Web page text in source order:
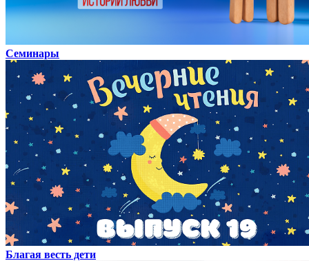
Семинары
Благая весть дети